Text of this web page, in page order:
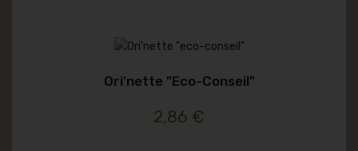
Ori'nette "eco-Conseil"
2,86 €